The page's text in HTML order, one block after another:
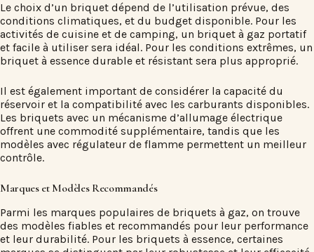
Le choix d’un briquet dépend de l’utilisation prévue, des
conditions climatiques, et du budget disponible. Pour les
activités de cuisine et de camping, un briquet à gaz portatif
et facile à utiliser sera idéal. Pour les conditions extrêmes, un
briquet à essence durable et résistant sera plus approprié.
Il est également important de considérer la capacité du
réservoir et la compatibilité avec les carburants disponibles.
Les briquets avec un mécanisme d’allumage électrique
offrent une commodité supplémentaire, tandis que les
modèles avec régulateur de flamme permettent un meilleur
contrôle.
Marques et Modèles Recommandés
Parmi les marques populaires de briquets à gaz, on trouve
des modèles fiables et recommandés pour leur performance
et leur durabilité. Pour les briquets à essence, certaines